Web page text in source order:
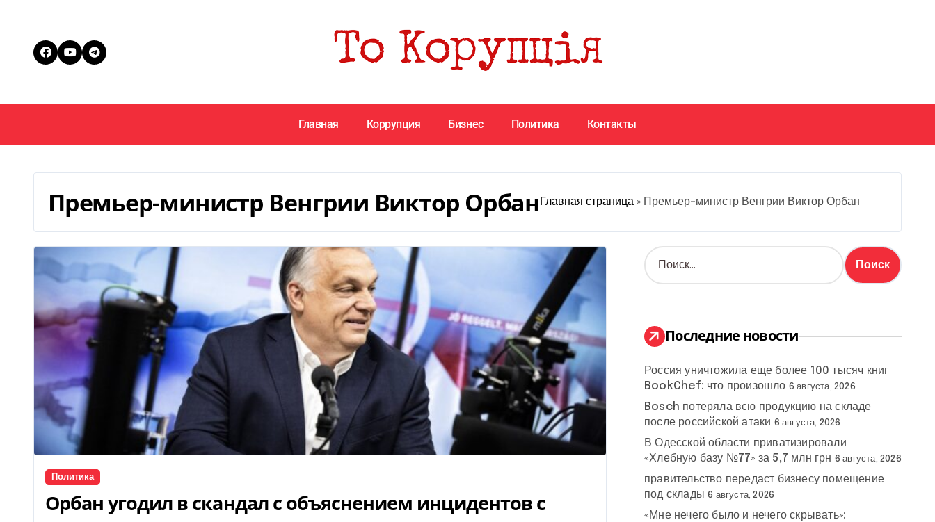
Главная Коррупция Бизнес Политика Контакты
Премьер-министр Венгрии Виктор Орбан Главная страница» Премьер-министр Венгрии Виктор Орбан
Политика
Орбан угодил в скандал с объяснением инцидентов с
Н
а
:
Последние новости
Россия уничтожила еще более 100 тысяч книг
BookChef: что произошло 6 августа, 2026
Bosch потеряла всю продукцию на складе
после российской атаки 6 августа, 2026
В Одесской области приватизировали
«Хлебную базу №77» за 5,7 млн грн 6 августа, 2026
правительство передаст бизнесу помещение
под склады 6 августа, 2026
«Мне нечего было и нечего скрывать»: